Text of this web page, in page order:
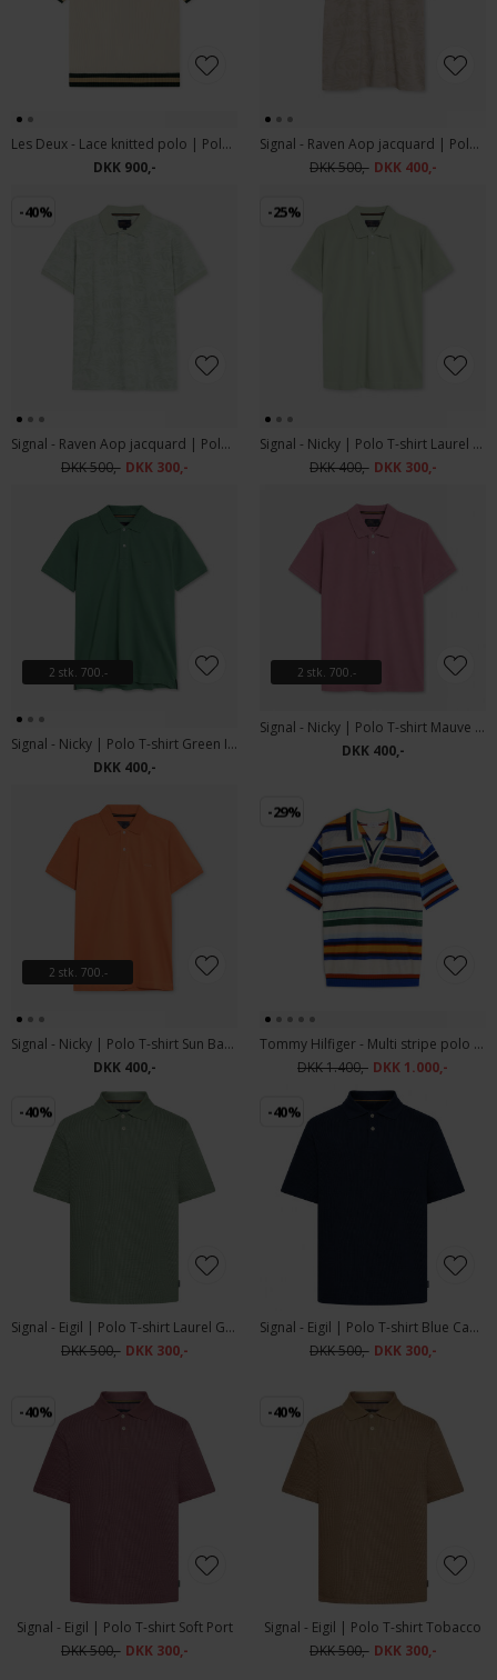
Les Deux - Lace knitted polo | Polo T-shirt Eggnog White
DKK 900,-
Signal - Raven Aop jacquard | Polo T-shirt Warm Beige
DKK 500,- DKK 400,-
-40%
Signal - Raven Aop jacquard | Polo T-shirt Laurel Green
DKK 500,- DKK 300,-
-25%
Signal - Nicky | Polo T-shirt Laurel Green
DKK 400,- DKK 300,-
2 stk. 700.-
Signal - Nicky | Polo T-shirt Green Ivy
DKK 400,-
2 stk. 700.-
Signal - Nicky | Polo T-shirt Mauve Rose
DKK 400,-
2 stk. 700.-
Signal - Nicky | Polo T-shirt Sun Baked
DKK 400,-
-29%
Tommy Hilfiger - Multi stripe polo | Polo T-shirt Regal Blue
DKK 1.400,- DKK 1.000,-
-40%
Signal - Eigil | Polo T-shirt Laurel Green
DKK 500,- DKK 300,-
-40%
Signal - Eigil | Polo T-shirt Blue Captain
DKK 500,- DKK 300,-
-40%
Signal - Eigil | Polo T-shirt Soft Port
DKK 500,- DKK 300,-
-40%
Signal - Eigil | Polo T-shirt Tobacco
DKK 500,- DKK 300,-